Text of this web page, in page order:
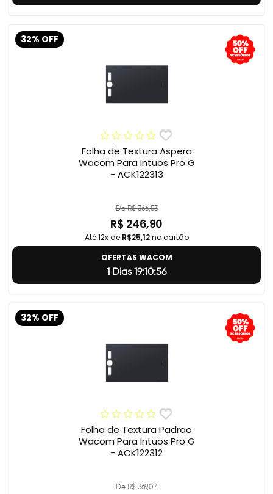
32% OFF
Folha de Textura Aspera
Wacom Para Intuos Pro G
- ACK122313
De R$ 366,53
R$ 246,90
Até 12x de R$25,12no cartão
OFERTAS WACOM
1 Dias 19:10:55
32% OFF
Folha de Textura Padrao
Wacom Para Intuos Pro G
- ACK122312
De R$ 369,07